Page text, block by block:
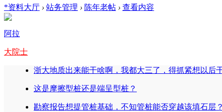
*资料大厅 › 站务管理 › 陈年老帖 › 查看内容
阿拉
大院士
浙大地质出来能干啥啊，我都大三了，得抓紧想以后
这是摩擦型桩还是端呈型桩？
勘察报告想提管桩基础，不知管桩能否穿越该填石层？